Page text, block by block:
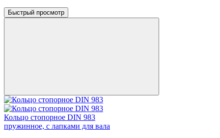
Быстрый просмотр
Кольцо стопорное DIN 983
пружинное, с лапками для вала